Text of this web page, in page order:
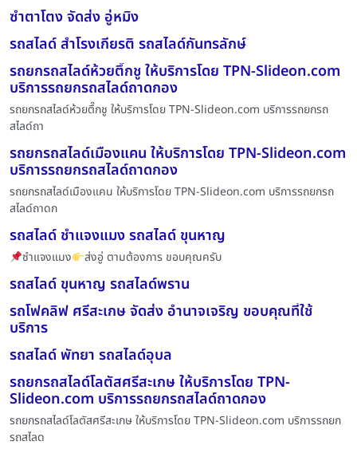
ซำตาโตง จัดส่ง อู่หมิง
รถสไลด์ สำโรงเกียรติ รถสไลด์กันทรลักษ์
รถยกรถสไลด์ห้วยตึ๊กชู ให้บริการโดย TPN-Slideon.com
บริการรถยกรถสไลด์ถาดกอง
รถยกรถสไลด์ห้วยตึ๊กชู ให้บริการโดย TPN-Slideon.com บริการรถยกรถ
สไลด์ถา
รถยกรถสไลด์เมืองแคน ให้บริการโดย TPN-Slideon.com
บริการรถยกรถสไลด์ถาดกอง
รถยกรถสไลด์เมืองแคน ให้บริการโดย TPN-Slideon.com บริการรถยกรถ
สไลด์ถาดก
รถสไลด์ ชำแจงแมง รถสไลด์ ขุนหาญ
ซำแจงแมง ส่งอู่ ตามต้องการ ขอบคุณครับ
รถสไลด์ ขุนหาญ รถสไลด์พราน
รถโฟคลิฟ ศรีสะเกษ จัดส่ง อำนาจเจริญ ขอบคุณที่ใช้
บริการ
รถสไลด์ พัทยา รถสไลด์อุบล
รถยกรถสไลด์โลตัสศรีสะเกษ ให้บริการโดย TPN-
Slideon.com บริการรถยกรถสไลด์ถาดกอง
รถยกรถสไลด์โลตัสศรีสะเกษ ให้บริการโดย TPN-Slideon.com บริการรถยก
รถสไลด